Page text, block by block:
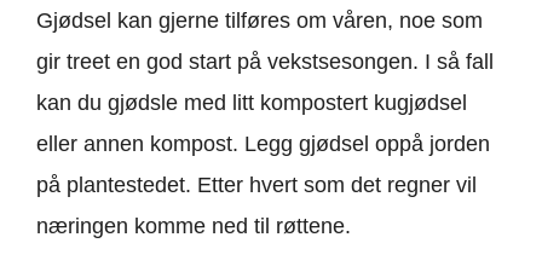
Gjødsel kan gjerne tilføres om våren, noe som
gir treet en god start på vekstsesongen. I så fall
kan du gjødsle med litt kompostert kugjødsel
eller annen kompost. Legg gjødsel oppå jorden
på plantestedet. Etter hvert som det regner vil
næringen komme ned til røttene.